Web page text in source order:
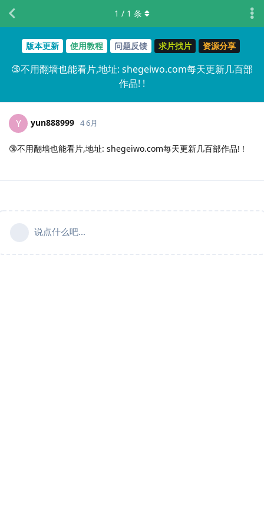
版本更新 使用教程 问题反馈 求片找片 资源分享
🔞不用翻墙也能看片,地址: shegeiwo.com每天更新几百部
作品! !
1 / 1 条
Y yun888999 4 6月
🔞不用翻墙也能看片,地址: shegeiwo.com每天更新几百部作品! !
说点什么吧...